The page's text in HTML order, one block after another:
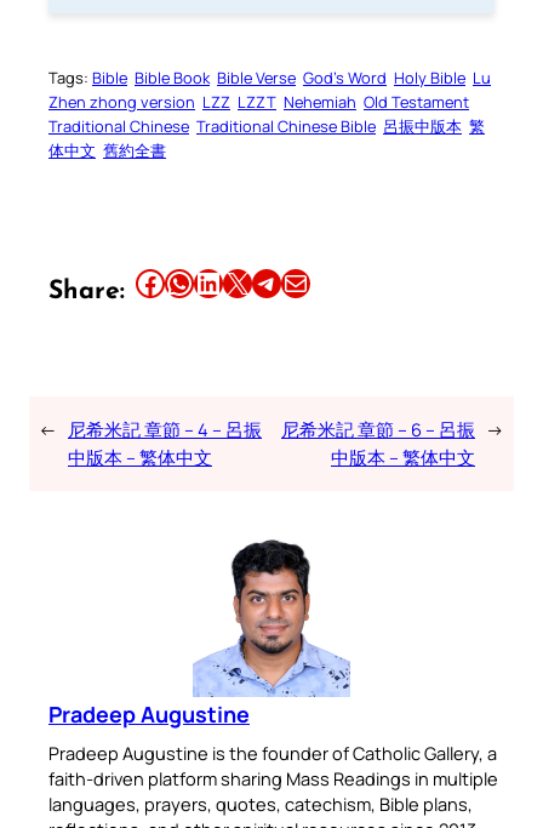
Tags: Bible Bible Book Bible Verse God’s Word Holy Bible Lu
Zhen zhong version LZZ LZZT Nehemiah Old Testament
Traditional Chinese Traditional Chinese Bible 呂振中版本 繁
体中文 舊約全書
Share: Share this article on Facebook Share this article on WhatsApp Share this article on LinkedIn Share this article on X Share this article on TelegramEmail this Article
← 尼希米記 章節 – 4 – 呂振
中版本 – 繁体中文
尼希米記 章節 – 6 – 呂振
中版本 – 繁体中文
→
Pradeep Augustine
Pradeep Augustine is the founder of Catholic Gallery, a
faith-driven platform sharing Mass Readings in multiple
languages, prayers, quotes, catechism, Bible plans,